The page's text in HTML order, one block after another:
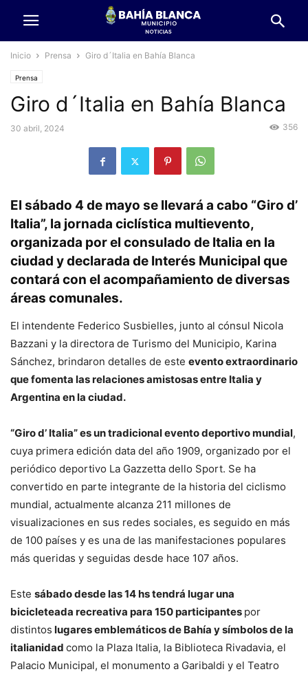
Inicio Prensa Giro d´Italia en Bahía Blanca
Prensa
Giro d´Italia en Bahía Blanca
30 abril, 2024 356
El sábado 4 de mayo se llevará a cabo “Giro d’
Italia”, la jornada ciclística multievento,
organizada por el consulado de Italia en la
ciudad y declarada de Interés Municipal que
contará con el acompañamiento de diversas
áreas comunales.
El intendente Federico Susbielles, junto al cónsul Nicola
Bazzani y la directora de Turismo del Municipio, Karina
Sánchez, brindaron detalles de este evento extraordinario
que fomenta las relaciones amistosas entre Italia y
Argentina en la ciudad.
“Giro d’ Italia” es un tradicional evento deportivo mundial,
cuya primera edición data del año 1909, organizado por el
periódico deportivo La Gazzetta dello Sport. Se ha
convertido en parte integrante de la historia del ciclismo
mundial, actualmente alcanza 211 millones de
visualizaciones en sus redes sociales, es seguido en más
de 100 países y es una de las manifestaciones populares
más queridas y seguidas desde hace 107 años.
Este sábado desde las 14 hs tendrá lugar una
bicicleteada recreativa para 150 participantes por
distintos lugares emblemáticos de Bahía y símbolos de la
italianidad como la Plaza Italia, la Biblioteca Rivadavia, el
Palacio Municipal, el monumento a Garibaldi y el Teatro